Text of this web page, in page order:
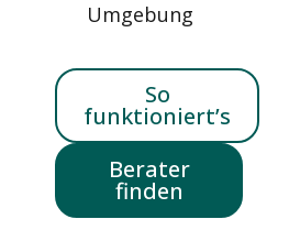
Umgebung
So
funktioniert’s
Berater
finden